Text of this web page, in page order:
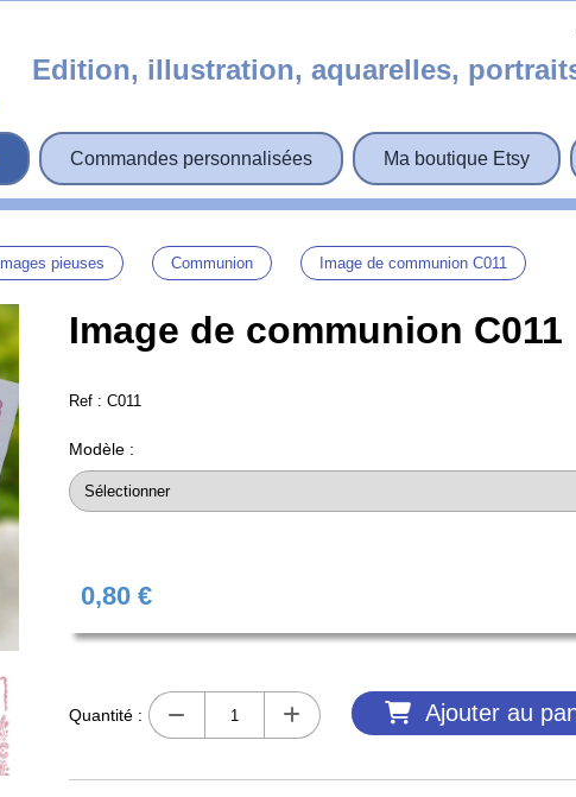
Edition, illustration, aquarelles,
Commandes personnalisées Ma boutique Etsy
Images pieuses Communion Image de communion C011
Image de communion C011
Ref : C011
Modèle :
0,80 €
Quantité : Ajouter au